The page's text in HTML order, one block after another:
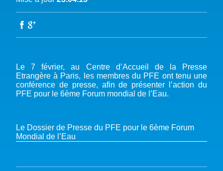
NOTRE MISSION
DEVENIR MEMBRE
NOTRE SECRÉTARIAT
L’EAU DANS LES OBJECTIFS DU DÉVELOPPEMENT DURABLE (ODD)
EAU & CLIMAT
ACCÈS À LA WASH DANS LES CONTEXTES DE CRISES ET FRAGILITÉS
WASH ROAD MAP
CRISE UKRAINIENNE 2022
EAUX, SOLS, AGROÉCOLOGIE ET SÉCURITÉ ALIMENTAIRE
AUTRES EXPERTISES
NOS PRODUCTIONS
COP29 CLIMAT – BAKOU 2024
FORUM URBAIN MONDIAL – LE CAIRE 2024
COP16 BIODIVERSITÉ – CALI 2024
COP28 CLIMAT – DUBAÏ 2023
CONFÉRENCE ONU SUR L’EAU – NEW YORK 2023
PRESSE
Le 7 février, au Centre d’Accueil de la Presse
Etrangère à Paris, les membres du PFE ont tenu une
conférence de presse, afin de présenter l’action du
PFE pour le 6ème Forum mondial de l’Eau.
Le Dossier de Presse du PFE pour le 6ème Forum
Mondial de l’Eau